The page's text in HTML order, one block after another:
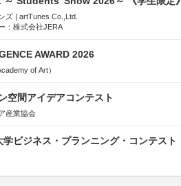
ズ | artTunes Co.,Ltd.
：株式会社JERA
AWARD 2026
of Art）
空間アイデアコンテスト
産業協会
ビジネス・プランニング・コンテスト